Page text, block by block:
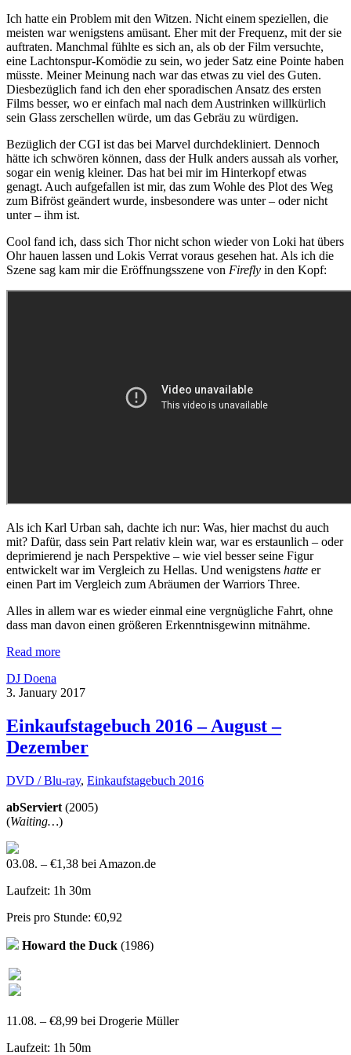
Ich hatte ein Problem mit den Witzen. Nicht einem speziellen, die
meisten war wenigstens amüsant. Eher mit der Frequenz, mit der sie
auftraten. Manchmal fühlte es sich an, als ob der Film versuchte,
eine Lachtonspur-Komödie zu sein, wo jeder Satz eine Pointe haben
müsste. Meiner Meinung nach war das etwas zu viel des Guten.
Diesbezüglich fand ich den eher sporadischen Ansatz des ersten
Films besser, wo er einfach mal nach dem Austrinken willkürlich
sein Glass zerschellen würde, um das Gebräu zu würdigen.
Bezüglich der CGI ist das bei Marvel durchdekliniert. Dennoch
hätte ich schwören können, dass der Hulk anders aussah als vorher,
sogar ein wenig kleiner. Das hat bei mir im Hinterkopf etwas
genagt. Auch aufgefallen ist mir, das zum Wohle des Plot des Weg
zum Bifröst geändert wurde, insbesondere was unter – oder nicht
unter – ihm ist.
Cool fand ich, dass sich Thor nicht schon wieder von Loki hat übers
Ohr hauen lassen und Lokis Verrat voraus gesehen hat. Als ich die
Szene sag kam mir die Eröffnungsszene von Firefly in den Kopf:
Als ich Karl Urban sah, dachte ich nur: Was, hier machst du auch
mit? Dafür, dass sein Part relativ klein war, war es erstaunlich – oder
deprimierend je nach Perspektive – wie viel besser seine Figur
entwickelt war im Vergleich zu Hellas. Und wenigstens hatte er
einen Part im Vergleich zum Abräumen der Warriors Three.
Alles in allem war es wieder einmal eine vergnügliche Fahrt, ohne
dass man davon einen größeren Erkenntnisgewinn mitnähme.
Read more
DJ Doena
3. January 2017
Einkaufstagebuch 2016 – August –
Dezember
DVD / Blu-ray, Einkaufstagebuch 2016
abServiert (2005)
(Waiting…)
03.08. – €1,38 bei Amazon.de
Laufzeit: 1h 30m
Preis pro Stunde: €0,92
Howard the Duck (1986)
11.08. – €8,99 bei Drogerie Müller
Laufzeit: 1h 50m